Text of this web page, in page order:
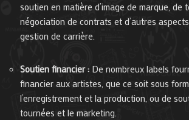
soutien en matière d’image de marque, de
négociation de contrats et d’autres
gestion de carrière.
Soutien financier : De nombreux labels
financier aux artistes, que ce soit sous
l’enregistrement et la production, ou de
tournées et le marketing.